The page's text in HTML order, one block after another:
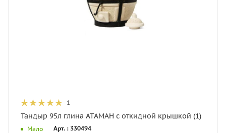
1
Тандыр 95л глина АТАМАН с откидной крышкой (1)
Мало Арт. : 330494